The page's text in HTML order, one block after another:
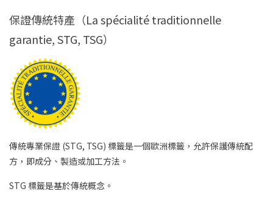
保證傳統特產（La spécialité traditionnelle
garantie, STG, TSG）
傳統專業保證 (STG, TSG) 標籤是一個歐洲標籤，允許保護傳統配
方，即成分、製造或加工方法。
STG 標籤是基於傳統概念。